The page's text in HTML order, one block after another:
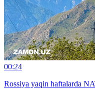
00:24
Rossiya yaqin haftalarda